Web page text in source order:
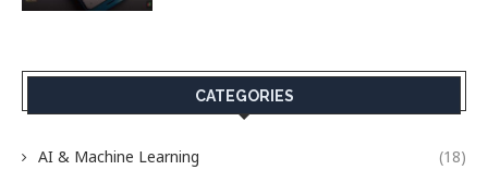
CATEGORIES
AI & Machine Learning (18)